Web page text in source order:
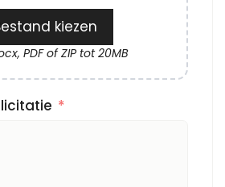
kiezen
PDF of ZIP tot 20MB